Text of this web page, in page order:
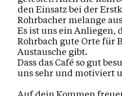
den Einsatz bei der
Rohrbacher melange
Es ist uns ein Anliegen,
Rohrbach gute Orte für
Austausche gibt.
Dass das Café so gut
uns sehr und motiviert